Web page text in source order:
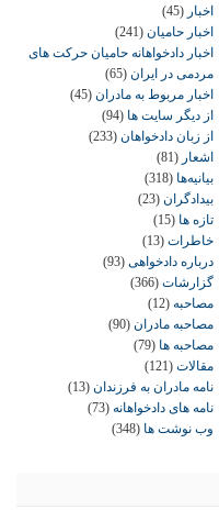
اخبار (45)
اخبار حامیان (241)
اخبار دادخواهانه حامیان حرکت های
مردمی در ایران (65)
اخبار مربوط به مادران (45)
از دیگر سایت ها (94)
از زبان دادخواهان (233)
اشعار (81)
بیانیه‌ها (318)
بیدادگران (23)
تازه ها (15)
خاطرات (13)
درباره دادخواهی (93)
گزارشات (366)
مصاحبه (12)
مصاحبه مادران (90)
مصاحبه ها (79)
مقالات (121)
نامه مادران به فرزندان (13)
نامه های دادخواهانه (73)
وب نوشت ها (348)